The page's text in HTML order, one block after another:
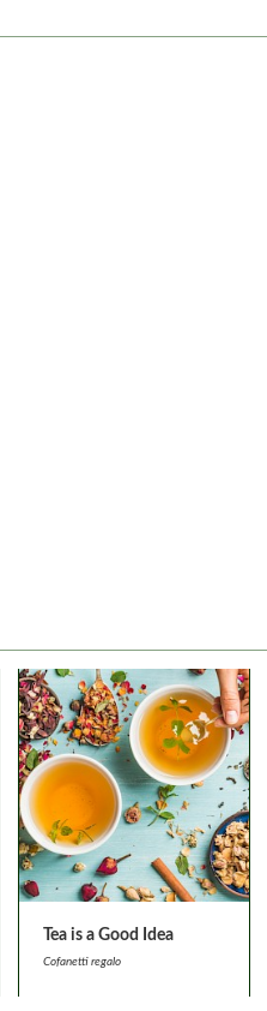
Tea is a Good Idea
Cofanetti regalo